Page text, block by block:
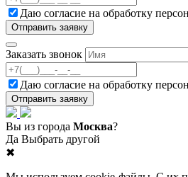
Даю согласие на обработку
Заказать звонок
Даю согласие на обработку
Вы из города Москва?
Да Выбрать другой
✖